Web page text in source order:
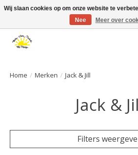
Large selection of products and fast shipping!
Home / Merken / Jack & Jill
Jack &
Filters
Wij slaan cookies op om onze website te
Nee
Meer over